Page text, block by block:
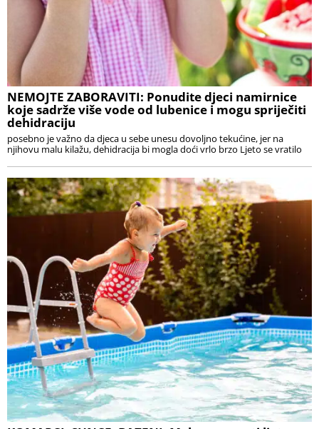
NEMOJTE ZABORAVITI: Ponudite djeci namirnice
koje sadrže više vode od lubenice i mogu spriječiti
dehidraciju
posebno je važno da djeca u sebe unesu dovoljno tekućine, jer na
njihovu malu kilažu, dehidracija bi mogla doći vrlo brzo Ljeto se vratilo